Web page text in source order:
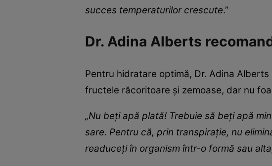
succes temperaturilor crescute.”
Dr. Adina Alberts
Pentru hidratare optimă, Dr. Adina
fructele răcoritoare și zemoase, dar nu
„Nu beți apă plată! Trebuie să beți apă
sare. Pentru că, prin transpirație, nu
readuceți în organism într-o formă sau